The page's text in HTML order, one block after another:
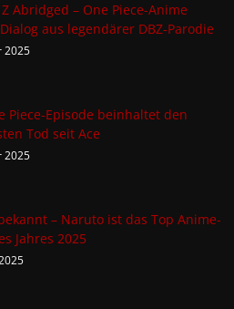
Abridged – One Piece-Anime
aus legendärer DBZ-Parodie
2025
Piece-Episode beinhaltet den
Tod seit Ace
2025
– Naruto ist das Top Anime-
Jahres 2025